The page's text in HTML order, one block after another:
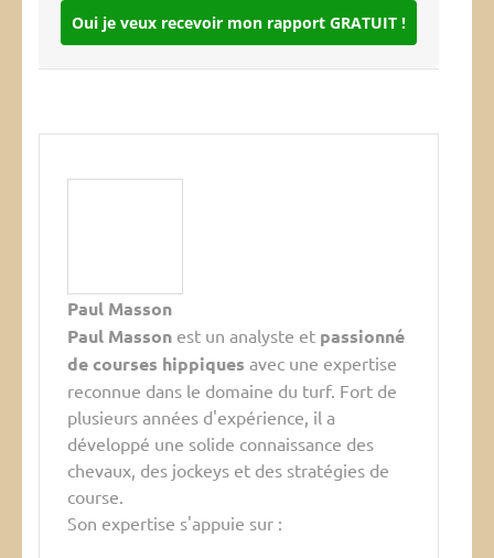
Oui je veux recevoir mon rapport GRATUIT !
Paul Masson
Paul Masson est un analyste et passionné
de courses hippiques avec une expertise
reconnue dans le domaine du turf. Fort de
plusieurs années d'expérience, il a
développé une solide connaissance des
chevaux, des jockeys et des stratégies de
course.
Son expertise s'appuie sur :